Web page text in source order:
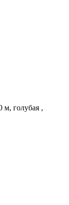
м, голубая ,